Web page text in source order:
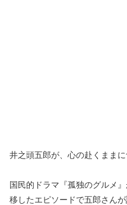
井之頭五郎が、心の赴くままに
国民的ドラマ『孤独のグルメ
移したエピソードで五郎さん